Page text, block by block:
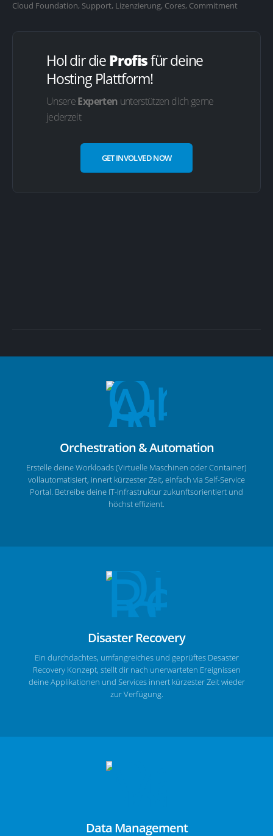
Cloud Foundation, Support, Lizenzierung, Cores, Commitment
Hol dir dieProfisfür deine
Hosting Plattform!
UnsereExperten unterstützen dich gerne
jederzeit
GET INVOLVED NOW
Orchestration & Automation
Erstelle deine Workloads (Virtuelle Maschinen oder Container)
vollautomatisiert, innert kürzester Zeit, einfach via Self-Service
Portal. Betreibe deine IT-Infrastruktur zukunftsorientiert und
höchst effizient.
Disaster Recovery
Ein durchdachtes, umfangreiches und geprüftes Desaster
Recovery Konzept, stellt dir nach unerwarteten Ereignissen
deine Applikationen und Services innert kürzester Zeit wieder
zur Verfügung.
Data Management